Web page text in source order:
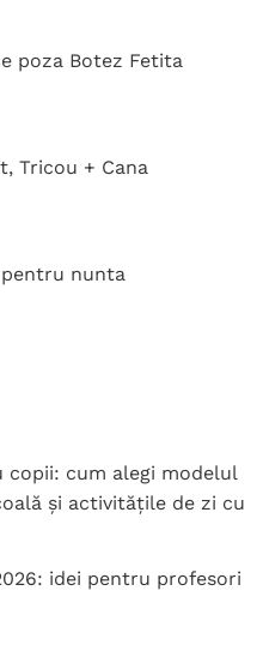
poza Botez Fetita
Tricou + Cana
nunta
copii: cum alegi modelul
și activitățile de zi cu
idei pentru profesori